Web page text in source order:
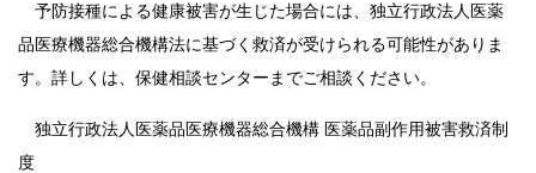
予防接種による健康被害が生じた場合には、独立行政法人医薬
品医療機器総合機構法に基づく救済が受けられる可能性がありま
す。詳しくは、保健相談センターまでご相談ください。
独立行政法人医薬品医療機器総合機構 医薬品副作用被害救済制
度